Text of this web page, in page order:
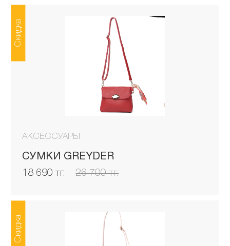
АКСЕССУАРЫ
СУМКИ GREYDER
18 690 тг. 26 700 тг.
Скидка
Скидка